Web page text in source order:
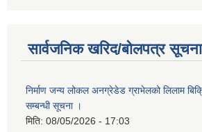
सार्वजनिक खरिद/बोलपत्र सूचना
निर्माण जन्य लोकल अनग्रेडेड ग्राभेलको लिलाम
सम्बन्धी सूचना ।
मिति: 08/05/2026 - 17:03